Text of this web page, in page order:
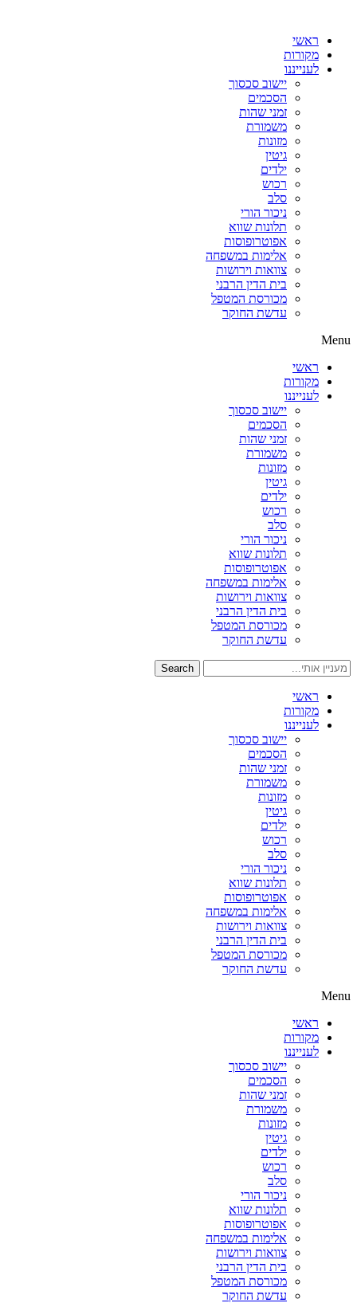
ראשי
מקורות
לענייננו
יישוב סכסוך
הסכמים
זמני שהות
משמורת
מזונות
גיטין
ילדים
רכוש
סלב
ניכור הורי
תלונות שווא
אפוטרופוסות
אלימות במשפחה
צוואות וירושות
בית הדין הרבני
מכורסת המטפל
עדשת החוקר
Menu
ראשי
מקורות
לענייננו
יישוב סכסוך
הסכמים
זמני שהות
משמורת
מזונות
גיטין
ילדים
רכוש
סלב
ניכור הורי
תלונות שווא
אפוטרופוסות
אלימות במשפחה
צוואות וירושות
בית הדין הרבני
מכורסת המטפל
עדשת החוקר
Search
ראשי
מקורות
לענייננו
יישוב סכסוך
הסכמים
זמני שהות
משמורת
מזונות
גיטין
ילדים
רכוש
סלב
ניכור הורי
תלונות שווא
אפוטרופוסות
אלימות במשפחה
צוואות וירושות
בית הדין הרבני
מכורסת המטפל
עדשת החוקר
Menu
ראשי
מקורות
לענייננו
יישוב סכסוך
הסכמים
זמני שהות
משמורת
מזונות
גיטין
ילדים
רכוש
סלב
ניכור הורי
תלונות שווא
אפוטרופוסות
אלימות במשפחה
צוואות וירושות
בית הדין הרבני
מכורסת המטפל
עדשת החוקר